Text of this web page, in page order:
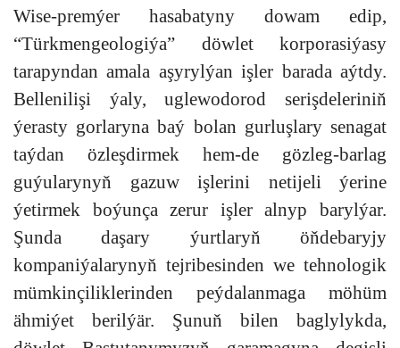
Wise-premýer hasabatyny dowam edip,
“Türkmengeologiýa” döwlet korporasiýasy
tarapyndan amala aşyrylýan işler barada aýtdy.
Bellenilişi ýaly, uglewodorod serişdeleriniň
ýerasty gorlaryna baý bolan gurluşlary senagat
taýdan özleşdirmek hem-de gözleg-barlag
guýularynyň gazuw işlerini netijeli ýerine
ýetirmek boýunça zerur işler alnyp barylýar.
Şunda daşary ýurtlaryň öňdebaryjy
kompaniýalarynyň tejribesinden we tehnologik
mümkinçiliklerinden peýdalanmaga möhüm
ähmiýet berilýär. Şunuň bilen baglylykda,